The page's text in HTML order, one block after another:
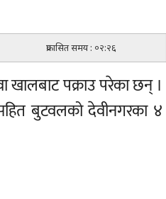
प्रकासित समय : ०२:२६
खालबाट पक्राउ परेका छन् ।
बुटवलको देवीनगरका ४